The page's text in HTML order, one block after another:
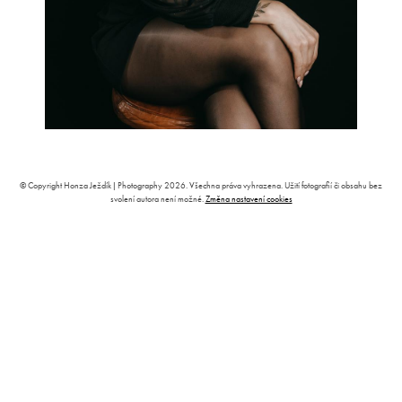
© Copyright Honza Ježdík | Photography 2026. Všechna práva vyhrazena. Užití fotografií či obsahu bez
svolení autora není možné.Změna nastavení cookies